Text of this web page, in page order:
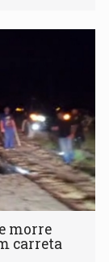
morre
carreta